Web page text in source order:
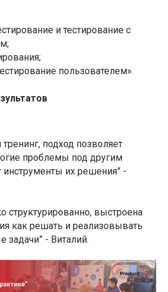
и тестирование с
пользователем».
подход позволяет
проблемы под другим
инструменты их решения” -
структурированно, выстроена
как решать и реализовывать
задачи” - Виталий.